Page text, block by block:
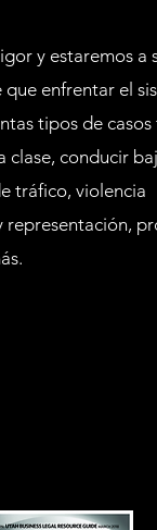
y estaremos
enfrentar el
tipos de
clase, conducir
tráfico, violencia
representación,